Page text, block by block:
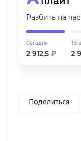
Разбить на
Сегодня
2 912,5 ₽
15
2
Поделиться